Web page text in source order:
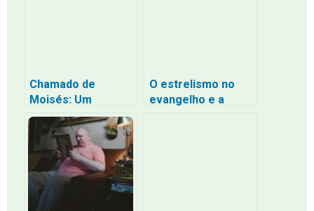
Chamado de
Moisés: Um
Desafio de Fé para
a Família Cristã no
Século XXI
O estrelismo no
evangelho e a